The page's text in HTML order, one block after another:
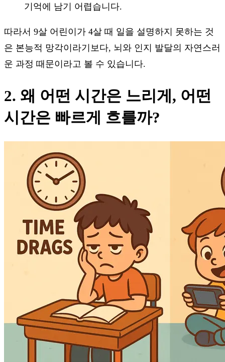
기억에 남기 어렵습니다.
따라서 9살 어린이가 4살 때 일을 설명하지 못하는 것
은 본능적 망각이라기보다, 뇌와 인지 발달의 자연스러
운 과정 때문이라고 볼 수 있습니다.
2. 왜 어떤 시간은 느리게, 어떤
시간은 빠르게 흐를까?